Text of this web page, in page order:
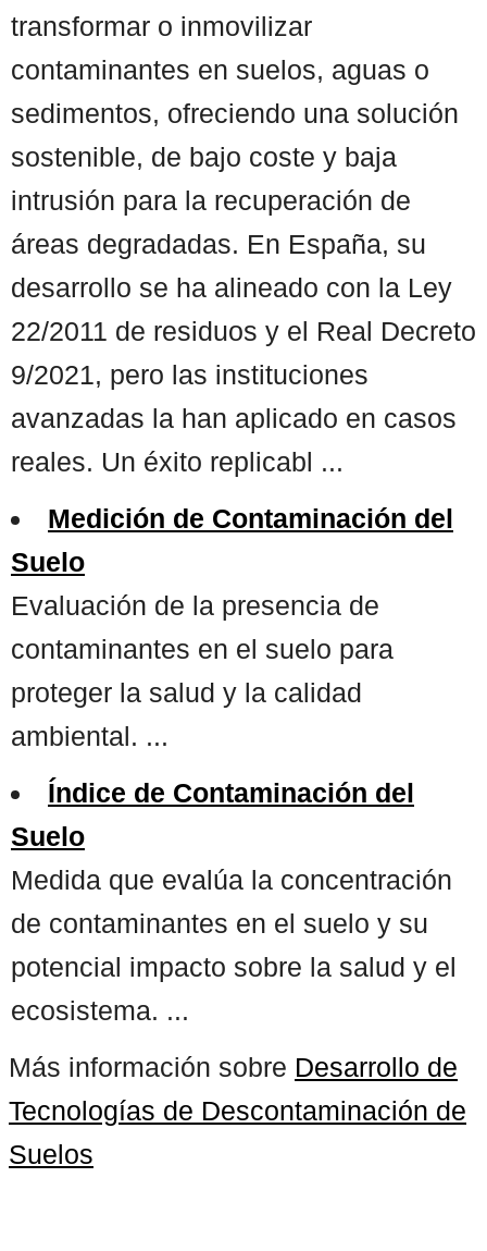
transformar o inmovilizar
contaminantes en suelos, aguas o
sedimentos, ofreciendo una solución
sostenible, de bajo coste y baja
intrusión para la recuperación de
áreas degradadas. En España, su
desarrollo se ha alineado con la Ley
22/2011 de residuos y el Real Decreto
9/2021, pero las instituciones
avanzadas la han aplicado en casos
reales. Un éxito replicabl ...
Medición de Contaminación del
Suelo
Evaluación de la presencia de
contaminantes en el suelo para
proteger la salud y la calidad
ambiental. ...
Índice de Contaminación del
Suelo
Medida que evalúa la concentración
de contaminantes en el suelo y su
potencial impacto sobre la salud y el
ecosistema. ...
Más información sobre Desarrollo de
Tecnologías de Descontaminación de
Suelos